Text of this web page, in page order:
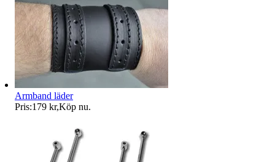
Armband läder
Pris:179 kr,Köp nu.